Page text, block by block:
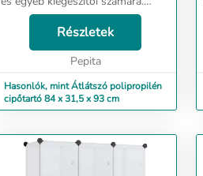
Praktikus anyag: A cipőszervező
polipropilén műanyag panelekből
készült, amelyek vízállóak, és
Részletek
Pepita
Hasonlók, mint Átlátszó polipropilén
cipőtartó 84 x 31,5 x 93 cm